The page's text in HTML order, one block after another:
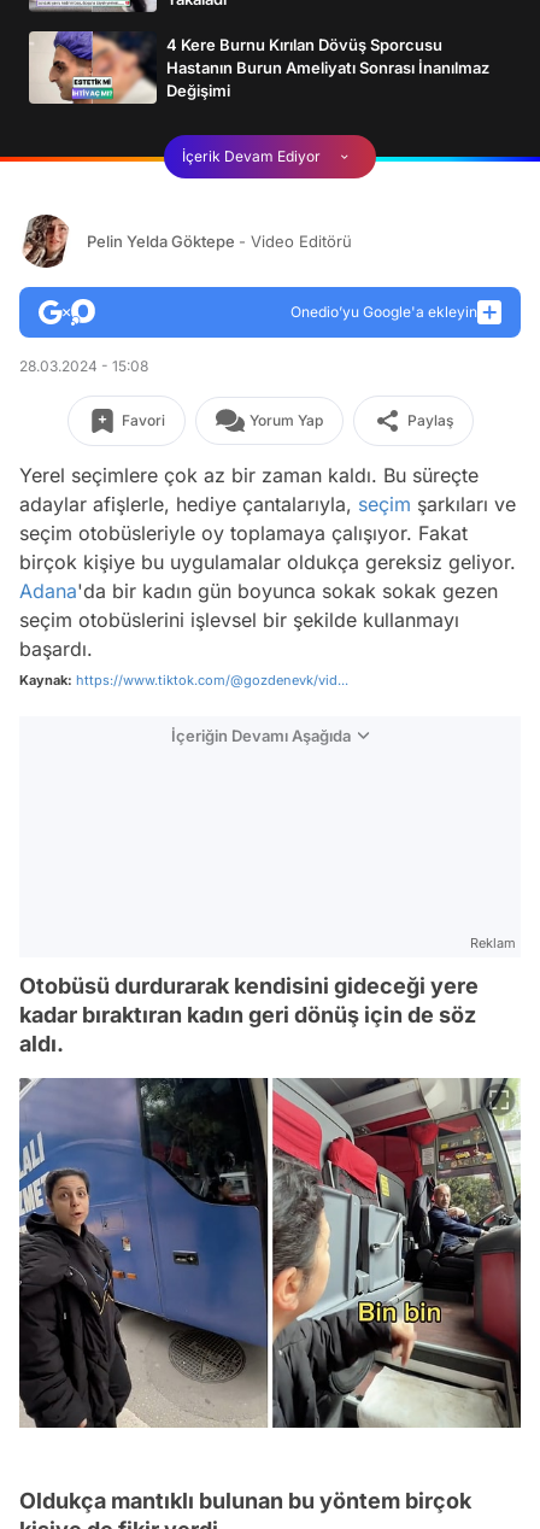
4 Kere Burnu Kırılan Dövüş Sporcusu
Hastanın Burun Ameliyatı Sonrası İnanılmaz
Değişimi
İçerik Devam Ediyor
Pelin Yelda Göktepe - Video Editörü
Onedio’yu Google'a ekleyin
28.03.2024 - 15:08
Favori Yorum Yap Paylaş
Yerel seçimlere çok az bir zaman kaldı. Bu süreçte
adaylar afişlerle, hediye çantalarıyla, seçim şarkıları ve
seçim otobüsleriyle oy toplamaya çalışıyor. Fakat
birçok kişiye bu uygulamalar oldukça gereksiz geliyor.
Adana'da bir kadın gün boyunca sokak sokak gezen
seçim otobüslerini işlevsel bir şekilde kullanmayı
başardı.
Kaynak: https://www.tiktok.com/@gozdenevk/vid...
İçeriğin Devamı Aşağıda
Reklam
Otobüsü durdurarak kendisini gideceği yere
kadar bıraktıran kadın geri dönüş için de söz
aldı.
Oldukça mantıklı bulunan bu yöntem birçok